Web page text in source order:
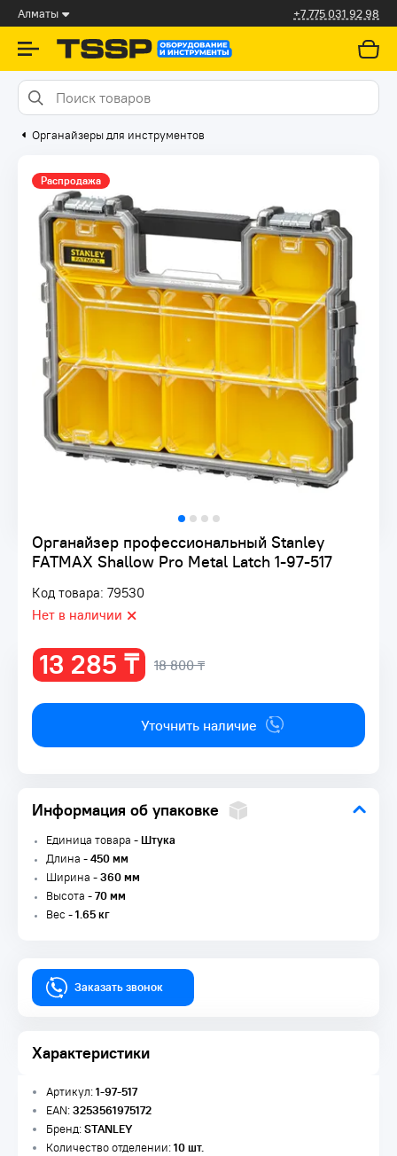
Алматы +7 775 031 92 98
Органайзеры для инструментов
Органайзер профессиональный Stanley
FATMAX Shallow Pro Metal Latch 1-97-517
Код товара: 79530
Нет в наличии
Распродажа
13 285 ₸ 18 800 ₸
Уточнить наличие
Информация об упаковке
Единица товара -Штука
Длина -450 мм
Ширина -360 мм
Высота -70 мм
Вес -1.65 кг
Заказать звонок
Характеристики
Артикул:1-97-517
EAN:3253561975172
Бренд:STANLEY
Количество отделении:10 шт.